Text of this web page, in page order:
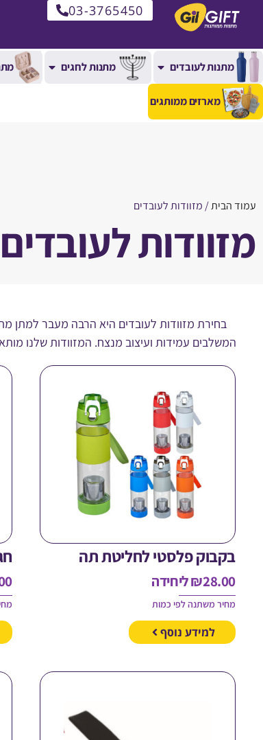
03-3765450
מתנות לעובדים מתנות לחגים
מארזים ממותגים
עמוד הבית/ מזוודות לעובדים
מזוודות לעובדים
בחירת מזוודות לעובדים היא הרבה מעבר למתן
המשלבים עמידות ועיצוב מנצח. המזוודות שלנו
בקבוק פלסטי לחליטת תה
₪28.00 ליחידה
מחיר משתנה לפי כמות
למידע נוסף